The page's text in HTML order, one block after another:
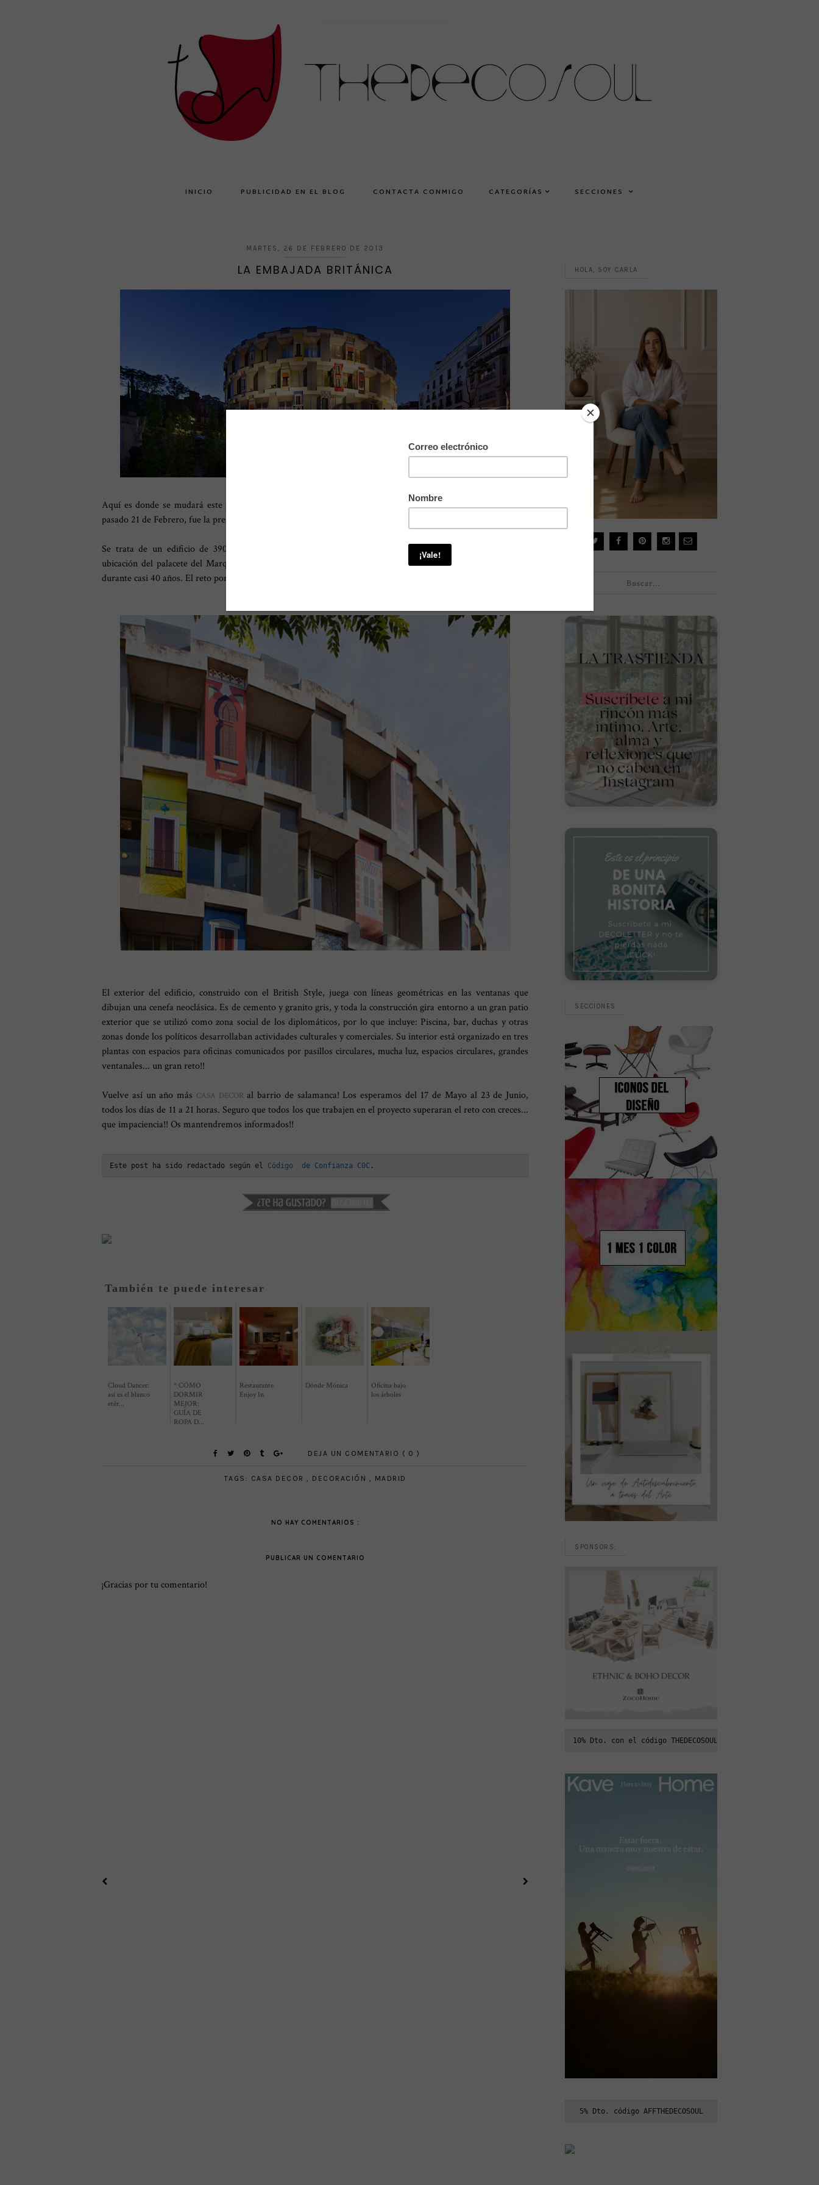
INICIO PUBLICIDAD EN EL BLOG CONTACTA CONMIGO CATEGORÍAS SECCIONES
MARTES, 26 DE FEBRERO DE 2013
LA EMBAJADA BRITÁNICA
Aquí es donde se mudará este año
, en Madrid. Si!! Ya sabemos la ubicación exacta, pues el
pasado 21 de Febrero, fue la presentación del evento: El antes..!!
Se trata de un edificio de 3900 metros cuadrados en forma circular, construido en 1966, en la antigua
ubicación del palacete del Marqués de Álava: Fernando el Santo nº16 donde se ubicó la embajada británica
durante casi 40 años. El reto por tanto, es convertir una antigua oficina en espacios modernos y habitables.
El exterior del edificio, construido con el British Style, juega con líneas geométricas en las ventanas que
dibujan una cenefa neoclásica. Es de cemento y granito gris, y toda la construcción gira entorno a un gran patio
exterior que se utilizó como zona social de los diplomáticos, por lo que incluye: Piscina, bar, duchas y otras
zonas donde los políticos desarrollaban actividades culturales y comerciales. Su interior está organizado en tres
plantas con espacios para oficinas comunicados por pasillos circulares, mucha luz, espacios circulares, grandes
ventanales... un gran reto!!
Vuelve así un año más CASA DECORal barrio de salamanca! Los esperamos del 17 de Mayo al 23 de Junio,
todos los días de 11 a 21 horas. Seguro que todos los que trabajen en el proyecto superaran el reto con creces...
que impaciencia!! Os mantendremos informados!!
Este post ha sido redactado según el Código  de Confianza C0C .
También te puede interesar
Cloud Dancer:
así es el blanco
etér...
* CÓMO
DORMIR
MEJOR:
GUÍA DE
ROPA D...
Restaurante
Enjoy In
Dónde Mónica
Oficina bajo
los árboles
DEJA UN COMENTARIO ( 0 )
TAGS: CASA DECOR , DECORACIÓN , MADRID
NO HAY COMENTARIOS :
PUBLICAR UN COMENTARIO
¡Gracias por tu comentario!
HOLA, SOY CARLA
SECCIONES
SPONSORS:
10% Dto. con el código THEDECOSOUL
5% Dto. código AFFTHEDECOSOUL